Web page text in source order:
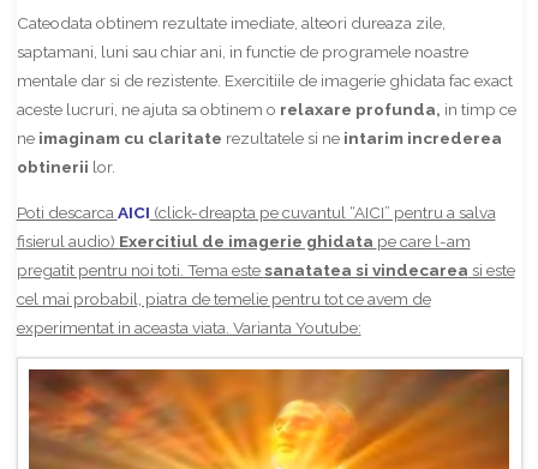
Cateodata obtinem rezultate imediate, alteori dureaza zile,
saptamani, luni sau chiar ani, in functie de programele noastre
mentale dar si de rezistente. Exercitiile de imagerie ghidata fac exact
aceste lucruri, ne ajuta sa obtinem o relaxare profunda, in timp ce
ne imaginam cu claritate rezultatele si ne intarim increderea
obtinerii lor.
Poti descarca AICI (click-dreapta pe cuvantul “AICI” pentru a salva
fisierul audio) Exercitiul de imagerie ghidata pe care l-am
pregatit pentru noi toti. Tema estesanatatea si vindecarea si este
cel mai probabil, piatra de temelie pentru tot ce avem de
experimentat in aceasta viata. Varianta Youtube: